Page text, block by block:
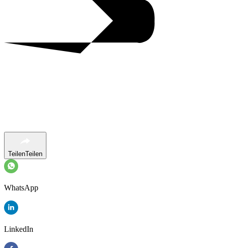
TeilenTeilen
WhatsApp
LinkedIn